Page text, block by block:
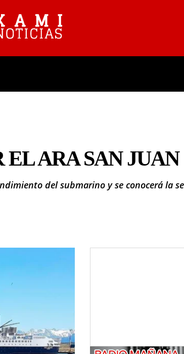
ARA SAN JUAN
del submarino y se conocerá la